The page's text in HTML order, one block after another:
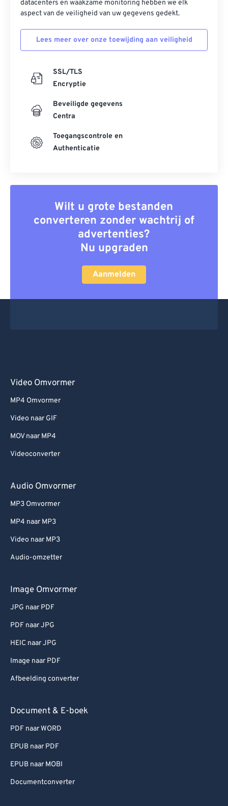
datacenters en waakzame monitoring hebben we elk
aspect van de veiligheid van uw gegevens gedekt.
Lees meer over onze toewijding aan veiligheid
SSL/TLS
Encryptie
Beveiligde gegevens
Centra
Toegangscontrole en
Authenticatie
Wilt u grote bestanden
converteren zonder wachtrij of
advertenties?
Nu upgraden
Aanmelden
Video Omvormer
MP4 Omvormer
Video naar GIF
MOV naar MP4
Videoconverter
Audio Omvormer
MP3 Omvormer
MP4 naar MP3
Video naar MP3
Audio-omzetter
Image Omvormer
JPG naar PDF
PDF naar JPG
HEIC naar JPG
Image naar PDF
Afbeelding converter
Document & E-boek
PDF naar WORD
EPUB naar PDF
EPUB naar MOBI
Documentconverter